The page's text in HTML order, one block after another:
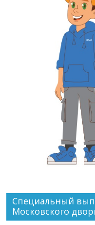
Специальный
Московского